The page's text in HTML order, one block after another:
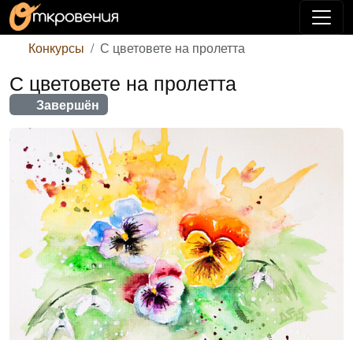
Конкурсы С цветовете на пролетта
С цветовете на пролетта
Завершён